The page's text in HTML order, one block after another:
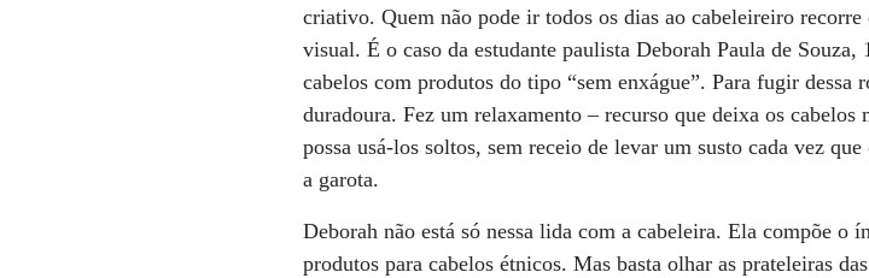
criativo. Quem não pode ir todos os dias ao cabeleireiro
visual. É o caso da estudante paulista Deborah Paula de Souza,
cabelos com produtos do tipo “sem enxágue”. Para fugir dessa
duradoura. Fez um relaxamento – recurso que deixa os cabelos
possa usá-los soltos, sem receio de levar um susto cada vez
a garota.
Deborah não está só nessa lida com a cabeleira. Ela compõe o
produtos para cabelos étnicos. Mas basta olhar as prateleiras